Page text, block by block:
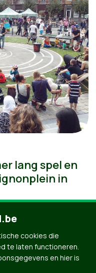
lang spel en
in
cookies die
te laten functioneren.
en hier is